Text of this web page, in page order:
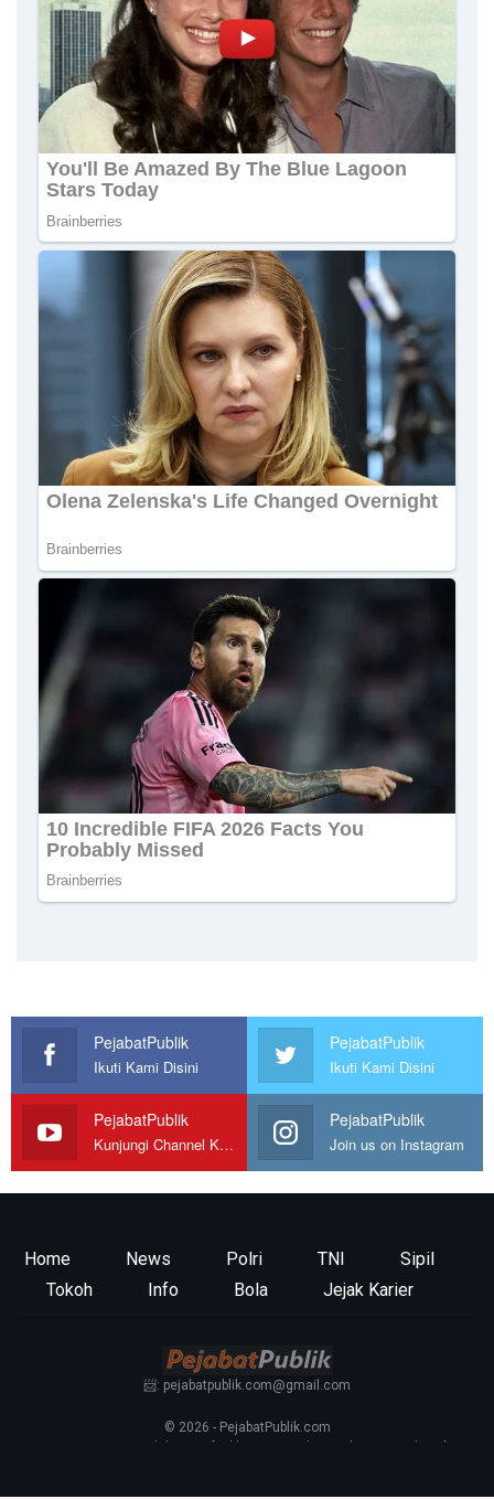
PejabatPublik
Ikuti Kami Disini
PejabatPublik
Ikuti Kami Disini
PejabatPublik
Kunjungi Channel Kami
PejabatPublik
Join us on Instagram
Home News Polri TNI
Sipil
Tokoh
Info Bola Jejak Karier
📨: pejabatpublik.com@gmail.com
© 2026 - PejabatPublik.com
Redaksi Info Iklan Kontak Pedoman Media Siber